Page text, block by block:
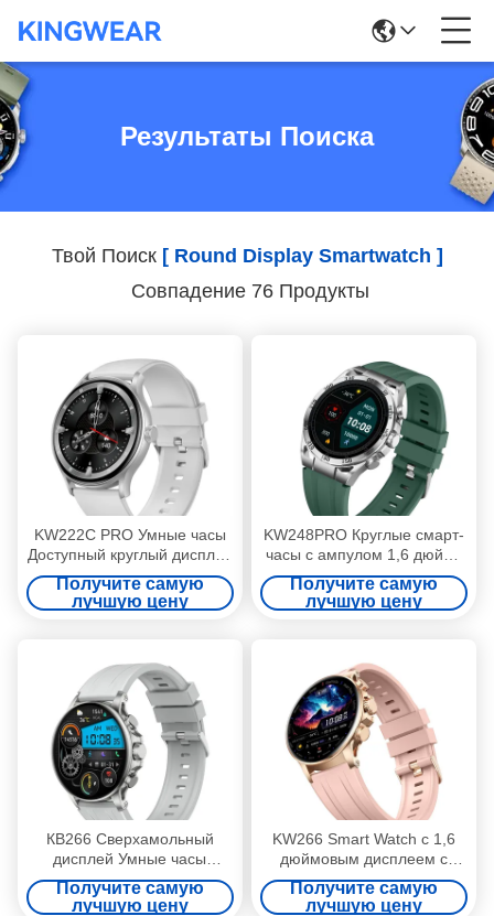
Результаты Поиска
Твой Поиск [ Round Display Smartwatch ]
Совпадение 76 Продукты
KW222C PRO Умные часы
Доступный круглый дисплей
Умные часы
водонепроницаемые IP68
Получите самую
лучшую цену
KW248PRO Круглые смарт-
часы с ампулом 1,6 дюйма
водонепроницаемые смарт-
часы для женщин
Получите самую
лучшую цену
КВ266 Сверхамольный
дисплей Умные часы
Мониторинг сна Умные
часы Сверхамольные
Получите самую
лучшую цену
KW266 Smart Watch с 1,6
дюймовым дисплеем с
Bluetooth-звонками
Получите самую
лучшую цену